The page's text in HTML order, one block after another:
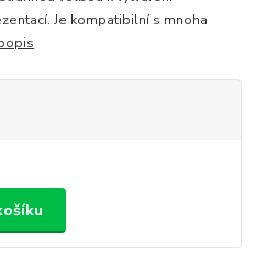
Je kompatibilní s mnoha